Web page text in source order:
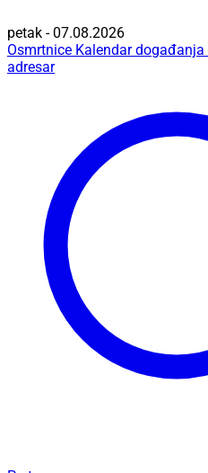
petak - 07.08.2026
Osmrtnice Kalendar događanja
adresar